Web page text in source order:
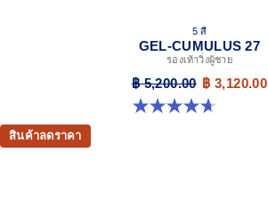
5 สี
GEL-CUMULUS 27
รองเท้าวิ่งผู้ชาย
฿ 5,200.00 ฿ 3,120.00
4.7 จาก 5 ดาว 384 รีวิว
สินค้าลดราคา